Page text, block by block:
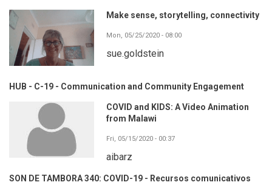
Make sense, storytelling, connectivity
Mon, 05/25/2020 - 08:00
sue.goldstein
HUB - C-19 - Communication and Community Engagement
COVID and KIDS: A Video Animation
from Malawi
Fri, 05/15/2020 - 00:37
aibarz
SON DE TAMBORA 340: COVID-19 - Recursos comunicativos